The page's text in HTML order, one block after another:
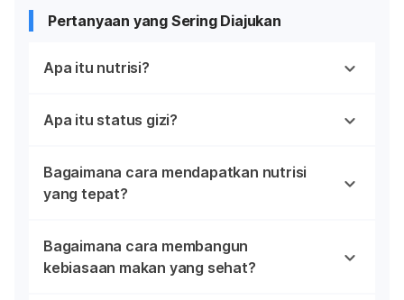
Pertanyaan yang Sering Diajukan
Apa itu nutrisi?
Apa itu status gizi?
Bagaimana cara mendapatkan nutrisi
yang tepat?
Bagaimana cara membangun
kebiasaan makan yang sehat?